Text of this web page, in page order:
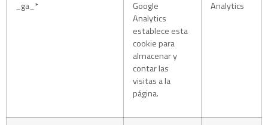
_ga_*
Google
Analytics
establece esta
cookie para
almacenar y
contar las
visitas a la
página.
Analytics